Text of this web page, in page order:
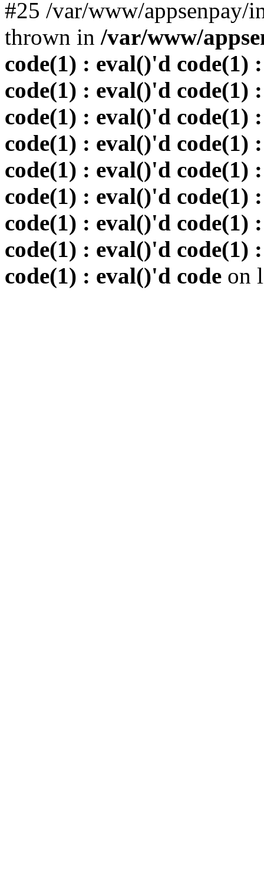
#25 /var/www/
thrown in /var/www/
code(1) : eval()'d code(1)
code(1) : eval()'d code(1)
code(1) : eval()'d code(1)
code(1) : eval()'d code(1)
code(1) : eval()'d code(1)
code(1) : eval()'d code(1)
code(1) : eval()'d code(1)
code(1) : eval()'d code(1)
code(1) : eval()'d code on